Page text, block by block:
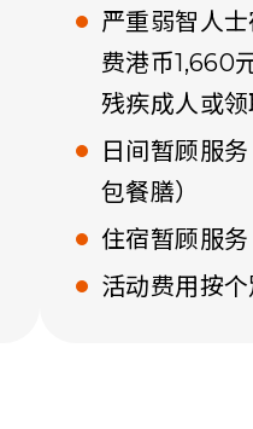
严重弱智人
费港币1,660
残疾成人或
日间暂顾服
包餐膳）
住宿暂顾服
活动费用按